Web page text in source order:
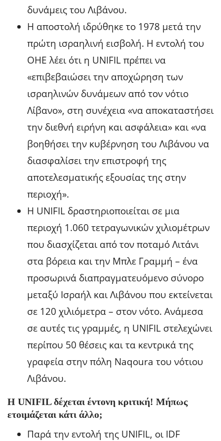
δυνάμεις του Λιβάνου.
Η αποστολή ιδρύθηκε το 1978 μετά την
πρώτη ισραηλινή εισβολή. Η εντολή του
ΟΗΕ λέει ότι η UNIFIL πρέπει να
«επιβεβαιώσει την αποχώρηση των
ισραηλινών δυνάμεων από τον νότιο
Λίβανο», στη συνέχεια «να αποκαταστήσει
την διεθνή ειρήνη και ασφάλεια» και «να
βοηθήσει την κυβέρνηση του Λιβάνου να
διασφαλίσει την επιστροφή της
αποτελεσματικής εξουσίας της στην
περιοχή».
Η UNIFIL δραστηριοποιείται σε μια
περιοχή 1.060 τετραγωνικών χιλιομέτρων
που διασχίζεται από τον ποταμό Λιτάνι
στα βόρεια και την Μπλε Γραμμή – ένα
προσωρινά διαπραγματευόμενο σύνορο
μεταξύ Ισραήλ και Λιβάνου που εκτείνεται
σε 120 χιλιόμετρα – στον νότο. Ανάμεσα
σε αυτές τις γραμμές, η UNIFIL στελεχώνει
περίπου 50 θέσεις και τα κεντρικά της
γραφεία στην πόλη Naqoura του νότιου
Λιβάνου.
Η UNIFIL δέχεται έντονη κριτική! Μήπως
ετοιμάζεται κάτι άλλο;
Παρά την εντολή της UNIFIL, οι IDF